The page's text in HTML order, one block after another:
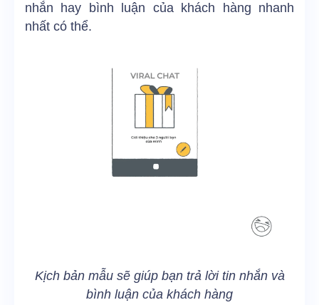
nhắn hay bình luận của khách hàng nhanh
nhất có thể.
Kịch bản mẫu sẽ giúp bạn trả lời tin nhắn và
bình luận của khách hàng